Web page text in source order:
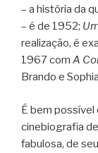
– a história da
– é de 1952;
realização, é
1967 com A
Brando e
É bem possível
cinebiografia
fabulosa, de